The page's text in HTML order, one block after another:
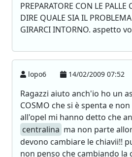
PREPARATORE CON LE PALLE
DIRE QUALE SIA IL
GIRARCI INTORNO. aspetto
lopo6 14/02/2009 07:52
Ragazzi aiuto anch'io ho un
COSMO che si è spenta e
all'opel mi hanno detto che
centralina ma non parte
devono cambiare le chiavii!!
non penso che cambiando la